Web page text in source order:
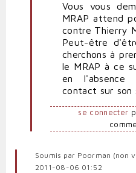
catalyseur
haine
Vous vous
MRAP attend
contre Thierry
Peut-être
cherchons à
le MRAP à ce
en
contact sur son
se connecter
Soumis par Poorman (non
2011-08-06 01:52